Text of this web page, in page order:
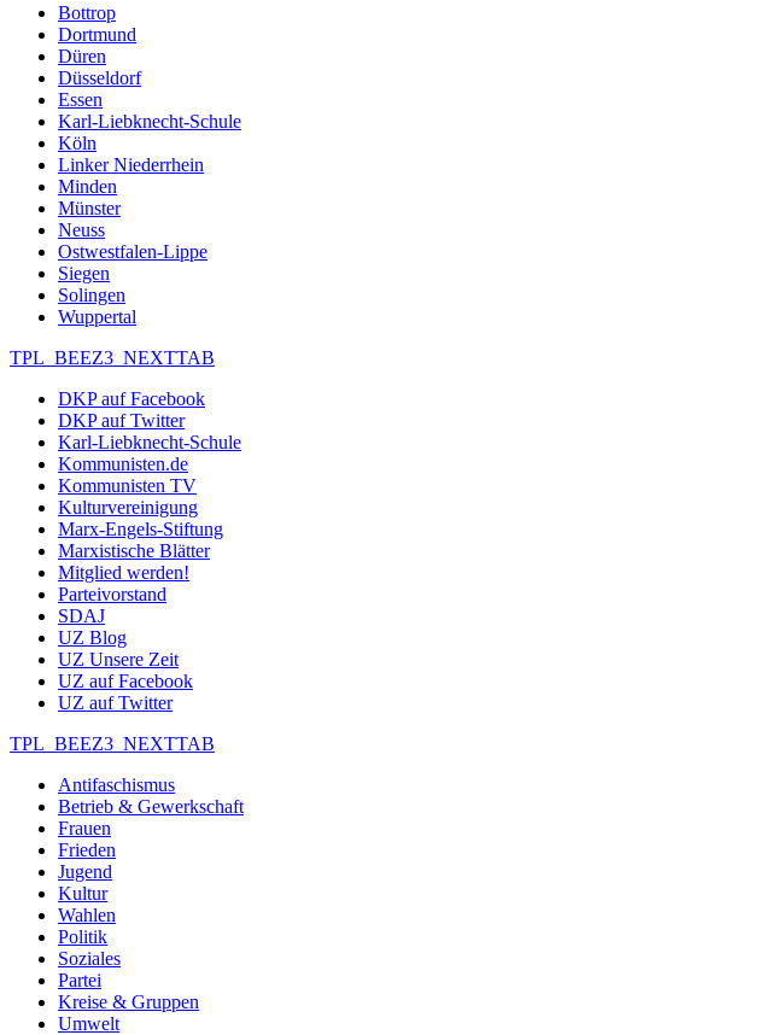
Bottrop
Dortmund
Düren
Düsseldorf
Essen
Karl-Liebknecht-Schule
Köln
Linker Niederrhein
Minden
Münster
Neuss
Ostwestfalen-Lippe
Siegen
Solingen
Wuppertal
TPL_BEEZ3_NEXTTAB
DKP auf Facebook
DKP auf Twitter
Karl-Liebknecht-Schule
Kommunisten.de
Kommunisten TV
Kulturvereinigung
Marx-Engels-Stiftung
Marxistische Blätter
Mitglied werden!
Parteivorstand
SDAJ
UZ Blog
UZ Unsere Zeit
UZ auf Facebook
UZ auf Twitter
TPL_BEEZ3_NEXTTAB
Antifaschismus
Betrieb & Gewerkschaft
Frauen
Frieden
Jugend
Kultur
Wahlen
Politik
Soziales
Partei
Kreise & Gruppen
Umwelt